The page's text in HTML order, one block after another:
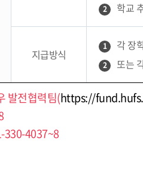
2 학교
지급방식
1 각 장
2 또는
발전협력팀(https://
330-4037~8